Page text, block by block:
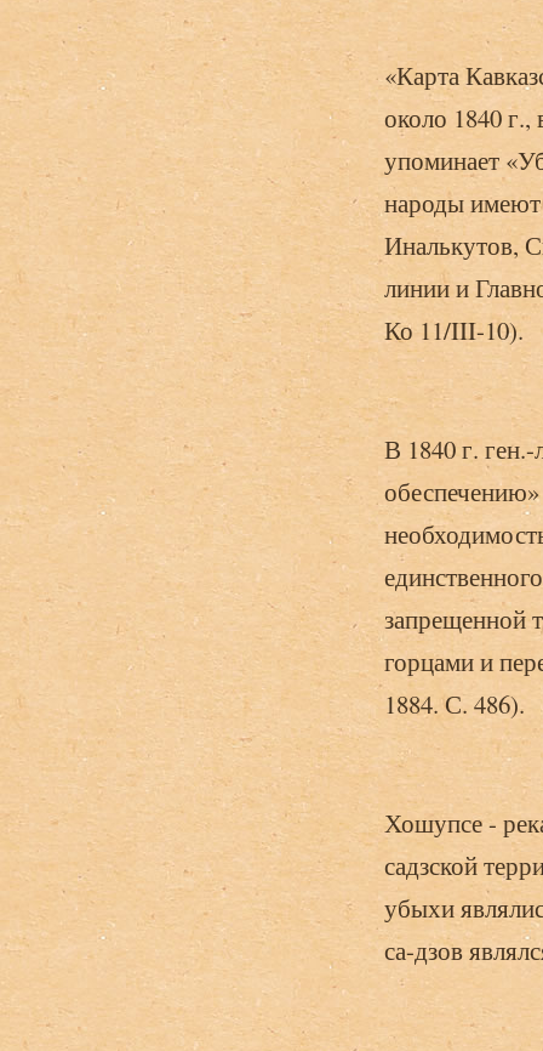
«Карта
около 1840
упоминает
народы
Иналькутов,
линии и
Ко 11/III-10).
В 1840 г.
запрещенной
горцами и
1884. С. 486).
Хошупсе -
садзской
убыхи
са-дзов